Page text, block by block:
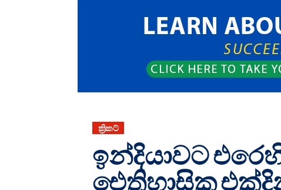
ක්‍රිකට්
ඉන්දියාවට
ඓතිහාසික